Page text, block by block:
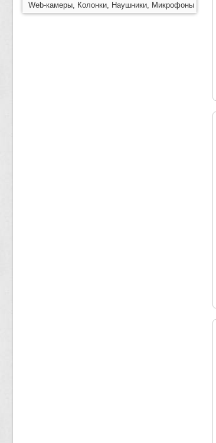
Web-камеры, Колонки, Наушники, Микрофоны